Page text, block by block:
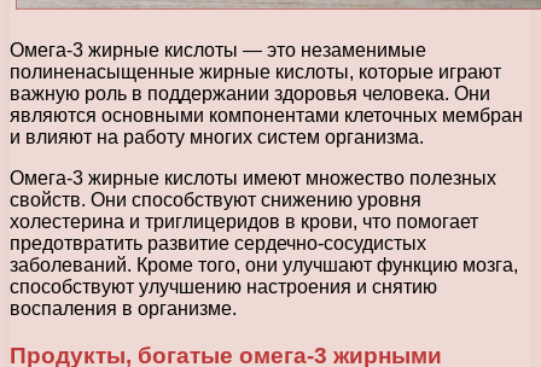
Омега-3 жирные кислоты — это незаменимые
полиненасыщенные жирные кислоты, которые играют
важную роль в поддержании здоровья человека. Они
являются основными компонентами клеточных мембран
и влияют на работу многих систем организма.
Омега-3 жирные кислоты имеют множество полезных
свойств. Они способствуют снижению уровня
холестерина и триглицеридов в крови, что помогает
предотвратить развитие сердечно-сосудистых
заболеваний. Кроме того, они улучшают функцию мозга,
способствуют улучшению настроения и снятию
воспаления в организме.
Продукты, богатые омега-3 жирными